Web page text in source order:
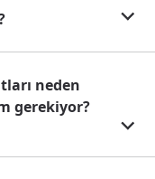
neden
gerekiyor?